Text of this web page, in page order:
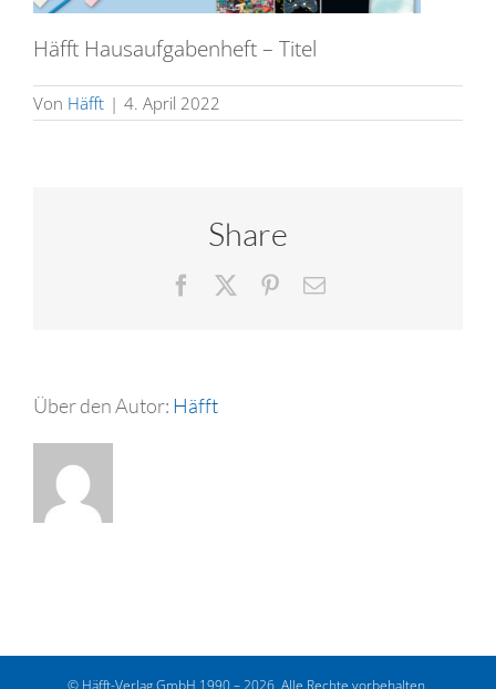
Häfft Hausaufgabenheft – Titel
Von Häfft | 4. April 2022
Share
Facebook Pinterest
E-
Über den Autor: Häfft
© Häfft-Verlag GmbH 1990 – 2026. Alle Rechte vorbehalten.